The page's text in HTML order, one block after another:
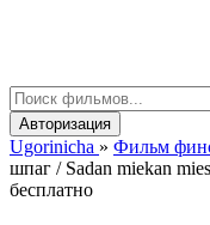
Авторизация
Ugorinicha » Фильм
шпаг / Sadan miekan
бесплатно